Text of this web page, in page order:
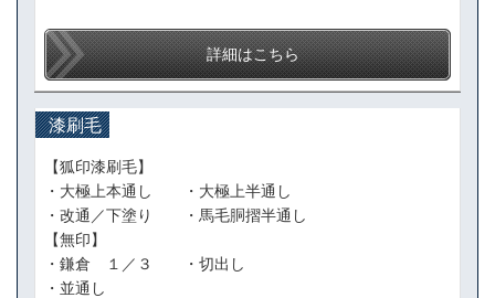
詳細はこちら
漆刷毛
【狐印漆刷毛】
・大極上本通し ・大極上半通し
・改通／下塗り ・馬毛胴摺半通し
【無印】
・鎌倉 １／３ ・切出し
・並通し